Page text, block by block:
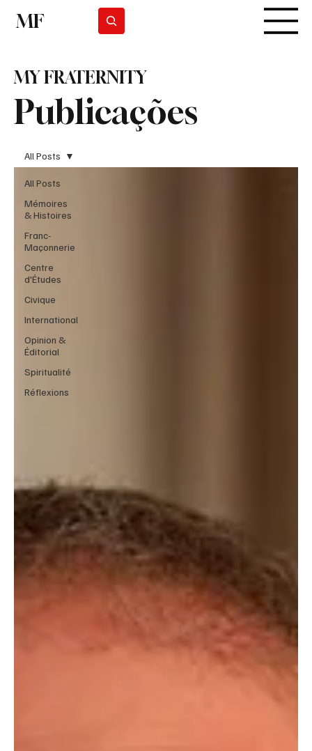
MF
Publicações
MY FRATERNITY
All Posts
Mémoires
& Histoires
Franc-
Maçonnerie
Centre
d'Études
Civique
International
Opinion &
Éditorial
Spiritualité
Réflexions
All Posts